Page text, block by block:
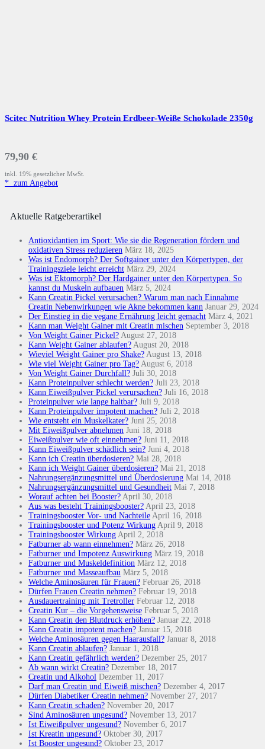
Scitec Nutrition Whey Protein Erdbeer-Weiße Schokolade 2350g
79,90 €
inkl. 19% gesetzlicher MwSt.
* zum Angebot
Aktuelle Ratgeberartikel
Antioxidantien im Sport: Wie sie die Regeneration fördern und
oxidativen Stress reduzieren März 18, 2025
Was ist Endomorph? Der Softgainer unter den Körpertypen, der
Trainingsziele leicht erreicht März 29, 2024
Was ist Ektomorph? Der Hardgainer unter den Körpertypen. So
kannst du Muskeln aufbauen März 5, 2024
Kann Creatin Pickel verursachen? Warum man nach Einnahme
Creatin Nebenwirkungen wie Akne bekommen kann Januar 29, 2024
Der Einstieg in die vegane Ernährung leicht gemacht März 4, 2021
Kann man Weight Gainer mit Creatin mischen September 3, 2018
Von Weight Gainer Pickel? August 27, 2018
Kann Weight Gainer ablaufen? August 20, 2018
Wieviel Weight Gainer pro Shake? August 13, 2018
Wie viel Weight Gainer pro Tag? August 6, 2018
Von Weight Gainer Durchfall? Juli 30, 2018
Kann Proteinpulver schlecht werden? Juli 23, 2018
Kann Eiweißpulver Pickel verursachen? Juli 16, 2018
Proteinpulver wie lange haltbar? Juli 9, 2018
Kann Proteinpulver impotent machen? Juli 2, 2018
Wie entsteht ein Muskelkater? Juni 25, 2018
Mit Eiweißpulver abnehmen Juni 18, 2018
Eiweißpulver wie oft einnehmen? Juni 11, 2018
Kann Eiweißpulver schädlich sein? Juni 4, 2018
Kann ich Creatin überdosieren? Mai 28, 2018
Kann ich Weight Gainer überdosieren? Mai 21, 2018
Nahrungsergänzungsmittel und Überdosierung Mai 14, 2018
Nahrungsergänzungsmittel und Gesundheit Mai 7, 2018
Worauf achten bei Booster? April 30, 2018
Aus was besteht Trainingsbooster? April 23, 2018
Trainingsbooster Vor- und Nachteile April 16, 2018
Trainingsbooster und Potenz Wirkung April 9, 2018
Trainingsbooster Wirkung April 2, 2018
Fatburner ab wann einnehmen? März 26, 2018
Fatburner und Impotenz Auswirkung März 19, 2018
Fatburner und Muskeldefinition März 12, 2018
Fatburner und Masseaufbau März 5, 2018
Welche Aminosäuren für Frauen? Februar 26, 2018
Dürfen Frauen Creatin nehmen? Februar 19, 2018
Ausdauertraining mit Tretroller Februar 12, 2018
Creatin Kur – die Vorgehensweise Februar 5, 2018
Kann Creatin den Blutdruck erhöhen? Januar 22, 2018
Kann Creatin impotent machen? Januar 15, 2018
Welche Aminosäuren gegen Haarausfall? Januar 8, 2018
Kann Creatin ablaufen? Januar 1, 2018
Kann Creatin gefährlich werden? Dezember 25, 2017
Ab wann wirkt Creatin? Dezember 18, 2017
Creatin und Alkohol Dezember 11, 2017
Darf man Creatin und Eiweiß mischen? Dezember 4, 2017
Dürfen Diabetiker Creatin nehmen? November 27, 2017
Kann Creatin schaden? November 20, 2017
Sind Aminosäuren ungesund? November 13, 2017
Ist Eiweißpulver ungesund? November 6, 2017
Ist Kreatin ungesund? Oktober 30, 2017
Ist Booster ungesund? Oktober 23, 2017